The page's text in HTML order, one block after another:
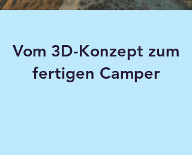
Vom 3D-Konzept zum
fertigen Camper